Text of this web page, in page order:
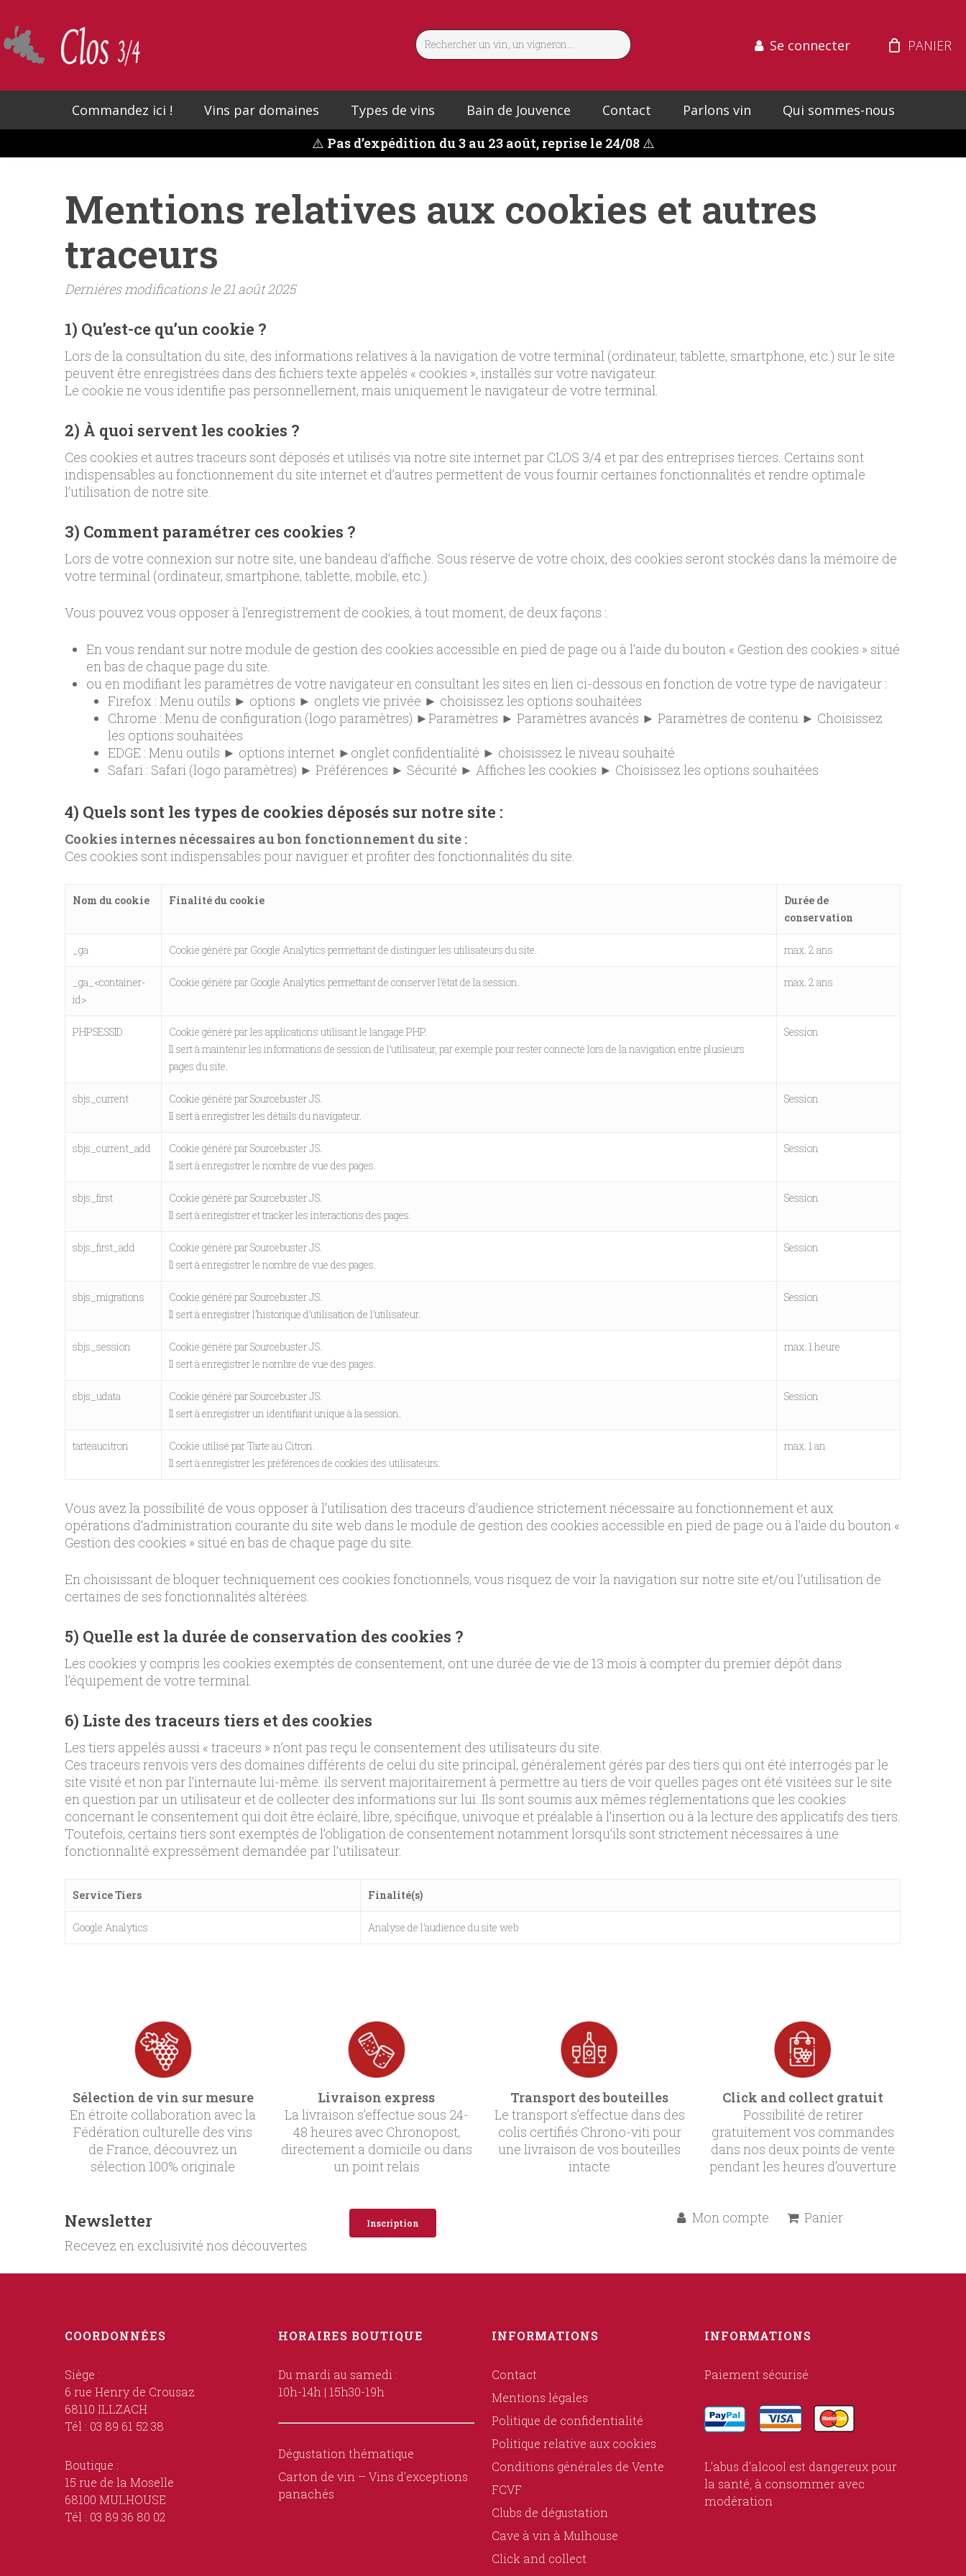
main
content
Se connecter
Commandez ici ! Vins par domaines Types de vins Bain de Jouvence Contact Parlons vin
Qui sommes-nous
⚠️ Pas d’expédition du 3 au 23 août, reprise le 24/08⚠️
Mentions relatives aux cookies et autres
traceurs
Dernières modifications le 21 août 2025
1) Qu’est-ce qu’un cookie ?
Lors de la consultation du site, des informations relatives à la navigation de votre terminal (ordinateur, tablette, smartphone, etc.) sur le site
peuvent être enregistrées dans des fichiers texte appelés « cookies », installés sur votre navigateur.
Le cookie ne vous identifie pas personnellement, mais uniquement le navigateur de votre terminal.
2) À quoi servent les cookies ?
Ces cookies et autres traceurs sont déposés et utilisés via notre site internet par CLOS 3/4 et par des entreprises tierces. Certains sont
indispensables au fonctionnement du site internet et d’autres permettent de vous fournir certaines fonctionnalités et rendre optimale
l’utilisation de notre site.
3) Comment paramétrer ces cookies ?
Lors de votre connexion sur notre site, une bandeau d’affiche. Sous réserve de votre choix, des cookies seront stockés dans la mémoire de
votre terminal (ordinateur, smartphone, tablette, mobile, etc.).
Vous pouvez vous opposer à l’enregistrement de cookies, à tout moment, de deux façons :
En vous rendant sur notre module de gestion des cookies accessible en pied de page ou à l’aide du bouton « Gestion des cookies » situé
en bas de chaque page du site.
ou en modifiant les paramètres de votre navigateur en consultant les sites en lien ci-dessous en fonction de votre type de navigateur :
Firefox : Menu outils ► options ► onglets vie privée ► choisissez les options souhaitées
Chrome : Menu de configuration (logo paramètres) ►Paramètres ► Paramètres avancés ► Paramètres de contenu ► Choisissez
les options souhaitées
EDGE : Menu outils ► options internet ►onglet confidentialité ► choisissez le niveau souhaité
Safari : Safari (logo paramètres) ► Préférences ► Sécurité ► Affiches les cookies ► Choisissez les options souhaitées
4) Quels sont les types de cookies déposés sur notre site :
Cookies internes nécessaires au bon fonctionnement du site :
Ces cookies sont indispensables pour naviguer et profiter des fonctionnalités du site.
Nom du cookie Finalité du cookie
Durée de
conservation
_ga Cookie généré par Google Analytics permettant de distinguer les utilisateurs du site. max. 2 ans
_ga_<container-
id>
Cookie généré par Google Analytics permettant de conserver l’état de la session. max. 2 ans
PHPSESSID
Cookie généré par les applications utilisant le langage PHP.
Il sert à maintenir les informations de session de l’utilisateur, par exemple pour rester connecté lors de la navigation entre plusieurs
pages du site.
Session
sbjs_current
Cookie généré par Sourcebuster JS.
Il sert à enregistrer les détails du navigateur.
Session
sbjs_current_add
Cookie généré par Sourcebuster JS.
Il sert à enregistrer le nombre de vue des pages.
Session
sbjs_first
Cookie généré par Sourcebuster JS.
Il sert à enregistrer et tracker les interactions des pages.
Session
sbjs_first_add
Cookie généré par Sourcebuster JS.
Il sert à enregistrer le nombre de vue des pages.
Session
sbjs_migrations
Cookie généré par Sourcebuster JS.
Il sert à enregistrer l’historique d’utilisation de l’utilisateur.
Session
sbjs_session
Cookie généré par Sourcebuster JS.
Il sert à enregistrer le nombre de vue des pages.
max. 1 heure
sbjs_udata
Cookie généré par Sourcebuster JS.
Il sert à enregistrer un identifiant unique à la session.
Session
tarteaucitron
Cookie utilisé par Tarte au Citron.
Il sert à enregistrer les préférences de cookies des utilisateurs.
max. 1 an
Vous avez la possibilité de vous opposer à l’utilisation des traceurs d’audience strictement nécessaire au fonctionnement et aux
opérations d’administration courante du site web dans le module de gestion des cookies accessible en pied de page ou à l’aide du bouton «
Gestion des cookies » situé en bas de chaque page du site.
En choisissant de bloquer techniquement ces cookies fonctionnels, vous risquez de voir la navigation sur notre site et/ou l’utilisation de
certaines de ses fonctionnalités altérées.
5) Quelle est la durée de conservation des cookies ?
Les cookies y compris les cookies exemptés de consentement, ont une durée de vie de 13 mois à compter du premier dépôt dans
l’équipement de votre terminal.
6) Liste des traceurs tiers et des cookies
Les tiers appelés aussi « traceurs » n’ont pas reçu le consentement des utilisateurs du site.
Ces traceurs renvois vers des domaines différents de celui du site principal, généralement gérés par des tiers qui ont été interrogés par le
site visité et non par l’internaute lui-même. ils servent majoritairement à permettre au tiers de voir quelles pages ont été visitées sur le site
en question par un utilisateur et de collecter des informations sur lui. Ils sont soumis aux mêmes réglementations que les cookies
concernant le consentement qui doit être éclairé, libre, spécifique, univoque et préalable à l’insertion ou à la lecture des applicatifs des tiers.
Toutefois, certains tiers sont exemptés de l’obligation de consentement notamment lorsqu’ils sont strictement nécessaires à une
fonctionnalité expressément demandée par l’utilisateur.
Service Tiers Finalité(s)
Google Analytics Analyse de l’audience du site web
Sélection de vin sur mesure
En étroite collaboration avec la
Fédération culturelle des vins
de France, découvrez un
sélection 100% originale
Livraison express
La livraison s’effectue sous 24-
48 heures avec Chronopost,
directement a domicile ou dans
un point relais
Transport des bouteilles
Le transport s’effectue dans des
colis certifiés Chrono-viti pour
une livraison de vos bouteilles
intacte
Click and collect gratuit
Possibilité de retirer
gratuitement vos commandes
dans nos deux points de vente
pendant les heures d’ouverture
Newsletter
Recevez en exclusivité nos découvertes
Inscription Mon compte Panier
COORDONNÉES
Siège :
6 rue Henry de Crousaz
68110 ILLZACH
Tél : 03 89 61 52 38
Boutique :
15 rue de la Moselle
68100 MULHOUSE
Tél : 03 89 36 80 02
HORAIRES BOUTIQUE
Du mardi au samedi :
10h-14h | 15h30-19h
Dégustation thématique
Carton de vin – Vins d’exceptions
panachés
INFORMATIONS
Contact
Mentions légales
Politique de confidentialité
Politique relative aux cookies
Conditions générales de Vente
FCVF
Clubs de dégustation
Cave à vin à Mulhouse
Click and collect
INFORMATIONS
Paiement sécurisé
L’abus d’alcool est dangereux pour
la santé, à consommer avec
modération